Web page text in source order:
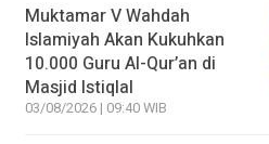
Muktamar V Wahdah
Islamiyah Akan Kukuhkan
10.000 Guru Al-Qur’an di
Masjid Istiqlal
03/08/2026 | 09:40 WIB